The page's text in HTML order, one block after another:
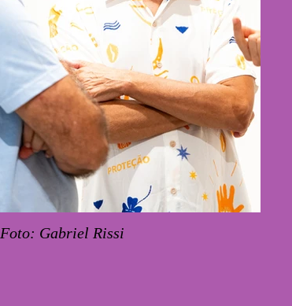
Foto: Gabriel Rissi